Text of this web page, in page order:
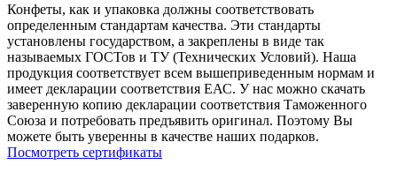
Конфеты, как и упаковка должны соответствовать
определенным стандартам качества. Эти стандарты
установлены государством, а закреплены в виде так
называемых ГОСТов и ТУ (Технических Условий). Наша
продукция соответствует всем вышеприведенным нормам и
имеет декларации соответствия ЕАС. У нас можно скачать
заверенную копию декларации соответствия Таможенного
Союза и потребовать предъявить оригинал. Поэтому Вы
можете быть уверенны в качестве наших подарков.
Посмотреть сертификаты